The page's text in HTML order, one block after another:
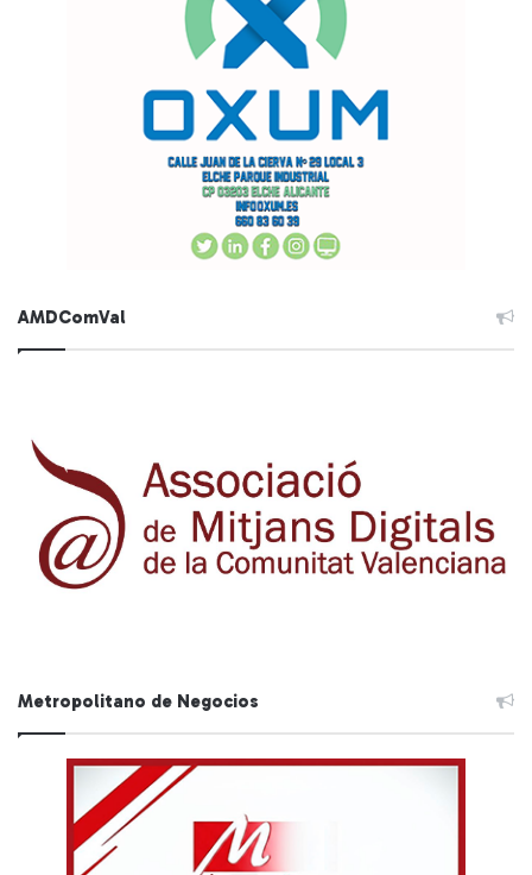
AMDComVal
Metropolitano de Negocios